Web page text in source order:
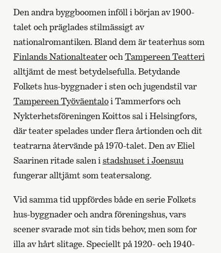
Den andra byggboomen inföll i början av 1900-
talet och präglades stilmässigt av
nationalromantiken. Bland dem är teaterhus som
Finlands Nationalteateroch Tampereen Teatteri
alltjämt de mest betydelsefulla. Betydande
Folkets hus-byggnader i sten och jugendstil var
Tampereen Työväentaloi Tammerfors och
Nykterhetsföreningen Koittos sal i Helsingfors,
där teater spelades under flera årtionden och dit
teatrarna återvände på 1970-talet. Den av Eliel
Saarinen ritade salen i stadshuset i Joensuu
fungerar alltjämt som teatersalong.
Vid samma tid uppfördes både en serie Folkets
hus-byggnader och andra föreningshus, vars
scener svarade mot sin tids behov, men som for
illa av hårt slitage. Speciellt på 1920- och 1940-